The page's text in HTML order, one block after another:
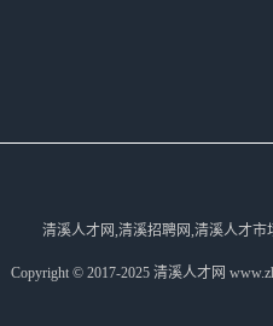
清溪人才网,清溪招聘网,清溪人才市
Copyright © 2017-2025 清溪人才网